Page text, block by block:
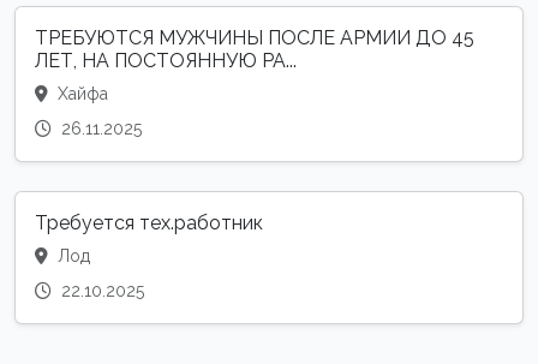
ТРЕБУЮТСЯ МУЖЧИНЫ ПОСЛЕ АРМИИ ДО 45
ЛЕТ, НА ПОСТОЯННУЮ РА...
Хайфа
26.11.2025
Требуется тех.работник
Лод
22.10.2025